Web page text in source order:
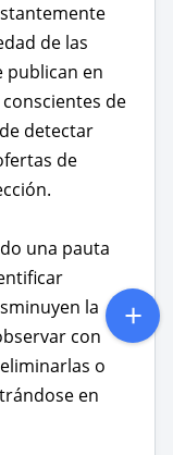
de las
publican en
de
detectar
de
una pauta
la
con
o
en